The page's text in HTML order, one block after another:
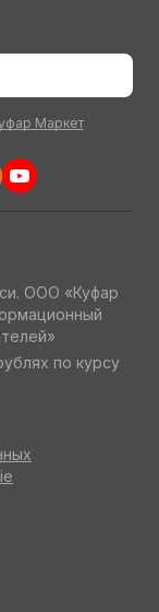
Маркет
ООО «Куфар
по курсу